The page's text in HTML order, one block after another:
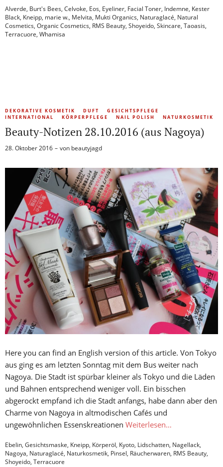
Alverde, Burt's Bees, Celvoke, Eos, Eyeliner, Facial Toner, Indemne, Kester
Black, Kneipp, marie w., Melvita, Mukti Organics, Naturaglacé, Natural
Cosmetics, Organic Cosmetics, RMS Beauty, Shoyeido, Skincare, Taoasis,
Terracuore, Whamisa
DEKORATIVE KOSMETIK DUFT
GESICHTSPFLEGE
INTERNATIONAL
KÖRPERPFLEGE NAIL POLISH NATURKOSMETIK
Beauty-Notizen 28.10.2016 (aus Nagoya)
28. Oktober 2016 von beautyjagd
Here you can find an English version of this article. Von Tokyo
aus ging es am letzten Sonntag mit dem Bus weiter nach
Nagoya. Die Stadt ist spürbar kleiner als Tokyo und die Läden
und Bahnen entsprechend weniger voll. Ein bisschen
abgerockt empfand ich die Stadt anfangs, habe dann aber den
Charme von Nagoya in altmodischen Cafés und
ungewöhnlichen Essenskreationen Weiterlesen…
Ebelin, Gesichtsmaske, Kneipp, Körperöl, Kyoto, Lidschatten, Nagellack,
Nagoya, Naturaglacé, Naturkosmetik, Pinsel, Räucherwaren, RMS Beauty,
Shoyeido, Terracuore